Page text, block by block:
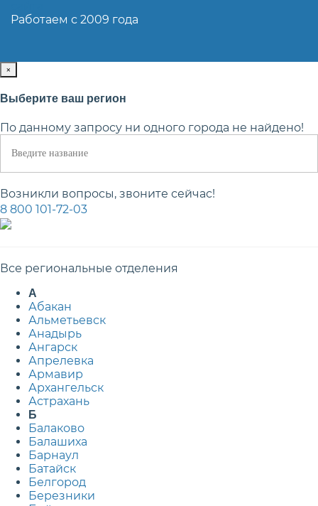
Работаем с 2009 года
×
Выберите ваш регион
По данному запросу ни одного города не найдено!
Возникли вопросы, звоните сейчас!
8 800 101-72-03
Все региональные отделения
А
Абакан
Альметьевск
Анадырь
Ангарск
Апрелевка
Армавир
Архангельск
Астрахань
Б
Балаково
Балашиха
Барнаул
Батайск
Белгород
Березники